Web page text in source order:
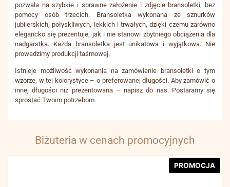
pozwala na szybkie i sprawne założenie i zdjęcie bransoletki, bez
pomocy osób trzecich. Bransoletka wykonana ze sznurków
jubilerskich, połyskliwych, lekkich i trwałych, dzięki czemu zarówno
elegancko się prezentuje, jak i nie stanowi zbytniego obciążenia dla
nadgarstka. Każda bransoletka jest unikatowa i wyjątkowa. Nie
prowadzimy produkcji taśmowej.
Istnieje możliwość wykonania na zamówienie bransoletki o tym
wzorze, w tej kolorystyce – o preferowanej długości. Aby zamówić o
innej długości niż prezentowana – napisz do nas. Postaramy się
sprostać Twoim potrzebom.
Biżuteria w cenach promocyjnych
PROMOCJA